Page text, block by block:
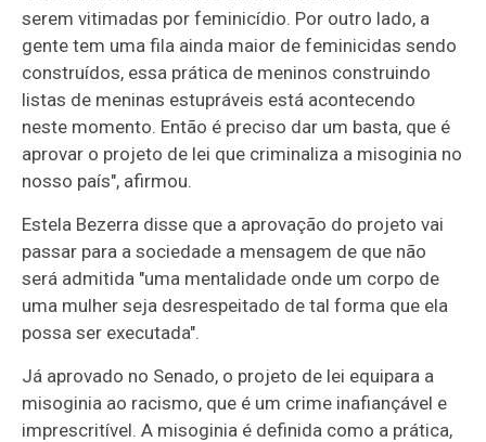
serem vitimadas por feminicídio. Por outro lado, a
gente tem uma fila ainda maior de feminicidas sendo
construídos, essa prática de meninos construindo
listas de meninas estupráveis está acontecendo
neste momento. Então é preciso dar um basta, que é
aprovar o projeto de lei que criminaliza a misoginia no
nosso país", afirmou.
Estela Bezerra disse que a aprovação do projeto vai
passar para a sociedade a mensagem de que não
será admitida "uma mentalidade onde um corpo de
uma mulher seja desrespeitado de tal forma que ela
possa ser executada".
Já aprovado no Senado, o projeto de lei equipara a
misoginia ao racismo, que é um crime inafiançável e
imprescritível. A misoginia é definida como a prática,